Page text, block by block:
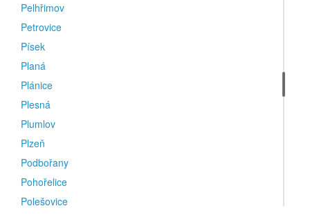
Pelhřimov
Petrovice
Písek
Planá
Plánice
Plesná
Plumlov
Plzeň
Podbořany
Pohořelice
Polešovice